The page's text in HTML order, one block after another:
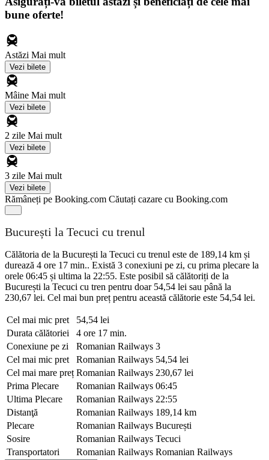
bune oferte!
Astăzi Mai mult
Vezi bilete
Mâine Mai mult
Vezi bilete
2 zile Mai mult
Vezi bilete
3 zile Mai mult
Vezi bilete
Rămâneți pe Booking.com Căutați cazare cu Booking.com
București la Tecuci cu trenul
Călătoria de la București la Tecuci cu trenul este de 189,14 km și
durează 4 ore 17 min.. Există 3 conexiuni pe zi, cu prima plecare la
orele 06:45 și ultima la 22:55. Este posibil să călătoriți de la
București la Tecuci cu tren pentru doar 54,54 lei sau până la
230,67 lei. Cel mai bun preț pentru această călătorie este 54,54 lei.
Cel mai mic pret
54,54 lei
Durata călătoriei
4 ore 17 min.
Conexiune pe zi
Romanian Railways 3
Cel mai mic pret
Romanian Railways 54,54 lei
Cel mai mare preț Romanian Railways 230,67 lei
Prima Plecare
Romanian Railways 06:45
Ultima Plecare
Romanian Railways 22:55
Distanţă
Romanian Railways 189,14 km
Plecare
Romanian Railways București
Sosire
Romanian Railways Tecuci
Transportatori
Romanian Railways Romanian Railways
©CARTO, ©OpenStreetMapcontributors